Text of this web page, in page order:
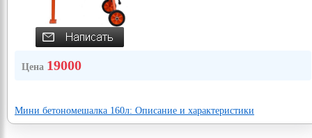
Цена 19000
Мини бетономешалка 160л: Описание и характеристики